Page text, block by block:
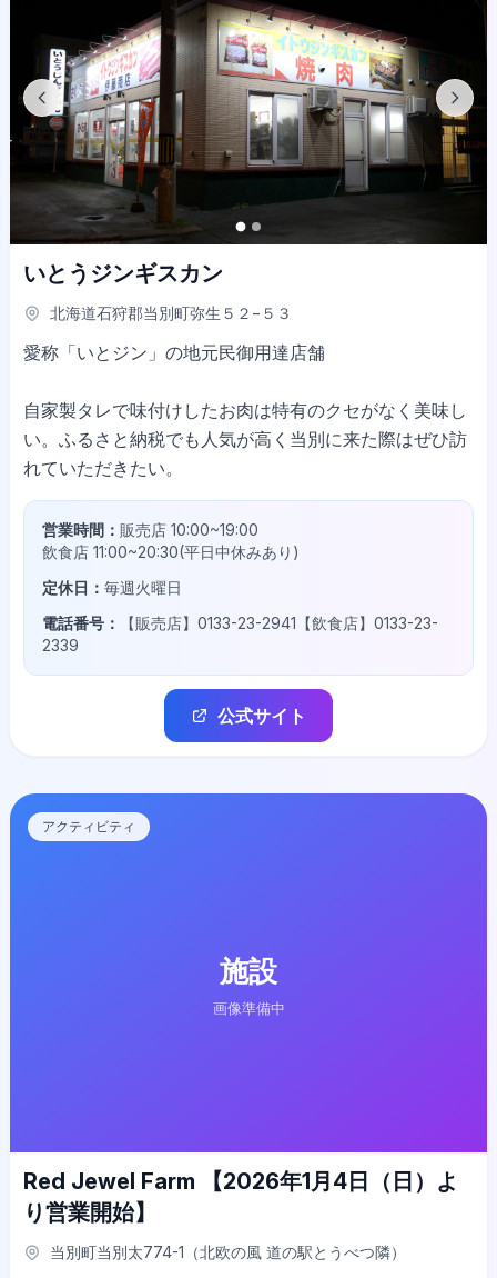
いとうジンギスカン
北海道石狩郡当別町弥生５２−５３
愛称「いとジン」の地元民御用達店舗
自家製タレで味付けしたお肉は特有のクセがなく美味し
い。ふるさと納税でも人気が高く当別に来た際はぜひ訪
れていただきたい。
営業時間： 販売店 10:00~19:00
飲食店 11:00~20:30(平日中休みあり)
定休日： 毎週火曜日
電話番号：
【販売店】0133-23-2941【飲食店】0133-23-
2339
公式サイト
アクティビティ
Red Jewel Farm 【2026年1月4日（日）よ
り営業開始】
当別町当別太774-1（北欧の風 道の駅とうべつ隣）